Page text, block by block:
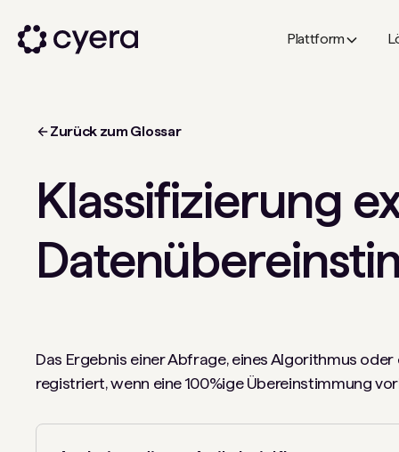
Plattform
Zurück zum Glossar
Klassifizierung
Das Ergebnis einer Abfrage, eines Algorithmus
registriert, wenn eine 100%ige Übereinstimmung